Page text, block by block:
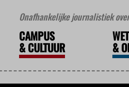
Onafhankelijke journalistiek
CAMPUS
&CULTUUR &